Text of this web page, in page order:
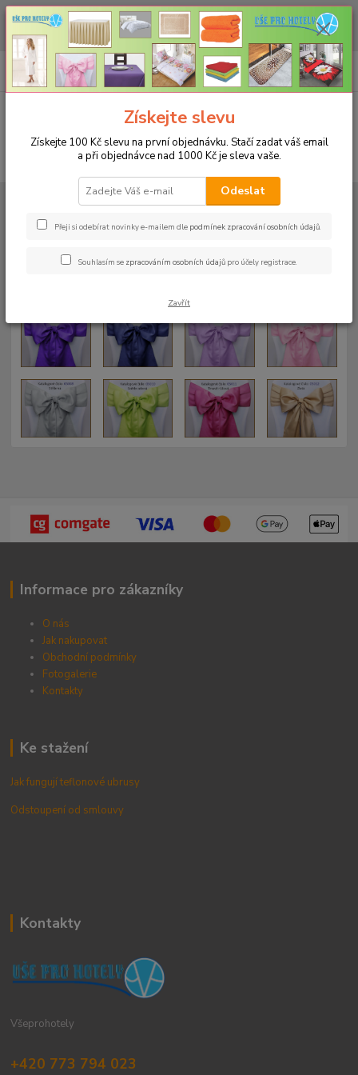
CHCETE NAKOUPIT VĚTŠÍ MNOŽSTVÍ NAŠICH PRODUKTŮ ZA LEPŠÍ
CENU? Klikněte ZDE
CZK
+420 773 794 023
Pondělí-pátek 9-16 hodin
0ks
za0 Kč
Fotogalerie
Informace pro zákazníky
O nás
Jak nakupovat
Obchodní podmínky
Fotogalerie
Kontakty
Ke stažení
Jak fungují teflonové ubrusy
Odstoupení od smlouvy
Kontakty
Všeprohotely
+420 773 794 023
Získejte slevu
Získejte 100 Kč slevu na první objednávku. Stačí zadat váš email
a při objednávce nad 1000 Kč je sleva vaše.
Odeslat
Přeji si odebírat novinky e-mailem dle podmínek zpracování osobních údajů.
Souhlasím se zpracováním osobních údajů pro účely registrace.
Zavřít